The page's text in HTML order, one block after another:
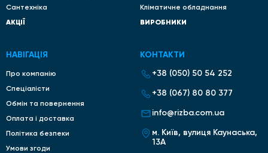
Сантехніка
Кліматичне обладнання
АКЦІЇ ВИРОБНИКИ
НАВІГАЦІЯ
Про компанію
Спеціалісти
Обмін та повернення
Оплата і доставка
Політика безпеки
Умови згоди
КОНТАКТИ
+38 (050) 50 54 252
+38 (067) 80 80 377
info@rizba.com.ua
м. Київ, вулиця Каунаська,
13А